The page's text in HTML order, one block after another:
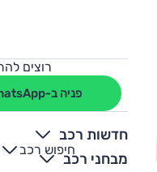
רוצים
פניה ב-WhatsApp
חדשות רכב
מבחני רכבחיפוש רכב
+
-